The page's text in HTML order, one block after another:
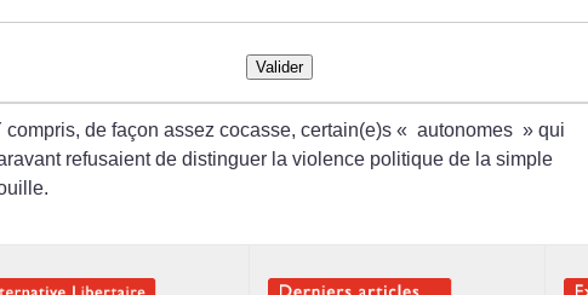
Valider
compris, de façon assez cocasse, certain(e)s « autonomes » qui
refusaient de distinguer la violence politique de la simple